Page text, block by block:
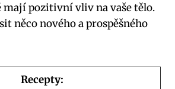
pozitivní vliv na ‍vaše tělo.
něco nového⁣ a prospěšného
Recepty: